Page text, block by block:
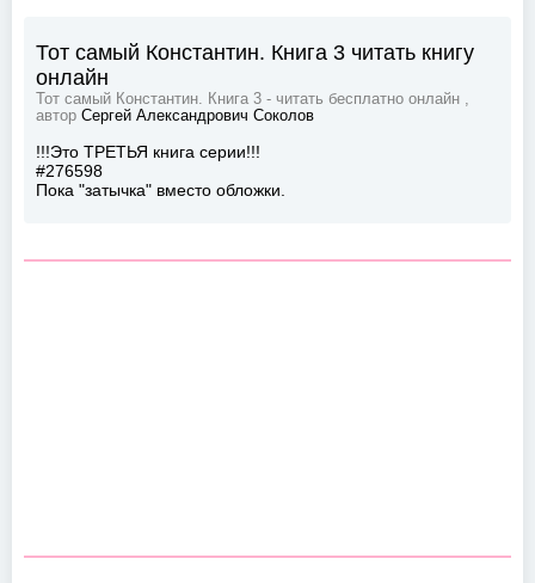
Тот самый Константин. Книга 3 читать книгу
онлайн
Тот самый Константин. Книга 3 - читать бесплатно онлайн ,
автор Сергей Александрович Соколов
!!!Это ТРЕТЬЯ книга серии!!!
#276598
Пока "затычка" вместо обложки.